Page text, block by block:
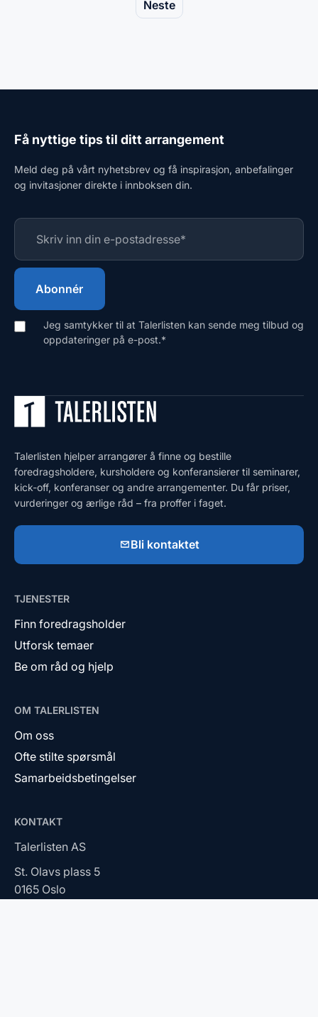
Neste
Få nyttige tips til ditt arrangement
Meld deg på vårt nyhetsbrev og få inspirasjon, anbefalinger
og invitasjoner direkte i innboksen din.
Jeg samtykker til at Talerlisten kan sende meg tilbud og
oppdateringer på e-post.*
Talerlisten hjelper arrangører å finne og bestille
foredragsholdere, kursholdere og konferansierer til seminarer,
kick-off, konferanser og andre arrangementer. Du får priser,
vurderinger og ærlige råd – fra proffer i faget.
Bli kontaktet
TJENESTER
Finn foredragsholder
Utforsk temaer
Be om råd og hjelp
OM TALERLISTEN
Om oss
Ofte stilte spørsmål
Samarbeidsbetingelser
KONTAKT
Talerlisten AS
St. Olavs plass 5
0165 Oslo